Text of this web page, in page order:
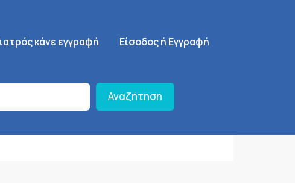
κάνε εγγραφή SignUp Menu
Είσοδος ή Εγγραφή
Αναζήτηση